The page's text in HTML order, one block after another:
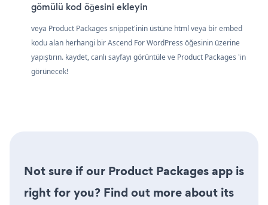
gömülü kod öğesini ekleyin
veya Product Packages snippet'inin üstüne html veya bir embed
kodu alan herhangi bir Ascend For WordPress öğesinin üzerine
yapıştırın. kaydet, canlı sayfayı görüntüle ve Product Packages 'in
görünecek!
Not sure if our Product Packages app is
right for you? Find out more about its